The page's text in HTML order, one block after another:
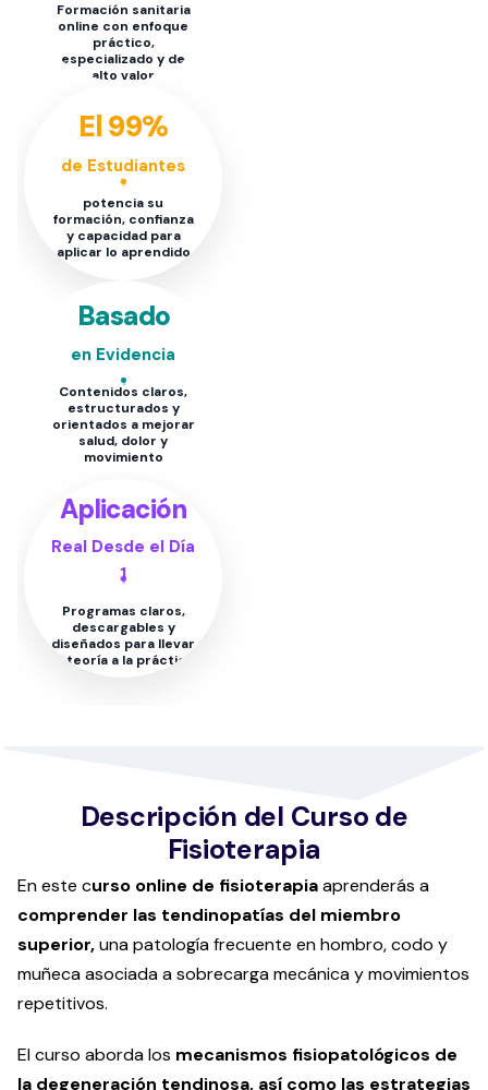
Formación sanitaria
online con enfoque
práctico,
especializado y de
alto valor
El 99%
de Estudiantes
potencia su
formación, confianza
y capacidad para
aplicar lo aprendido
Basado
en Evidencia
Contenidos claros,
estructurados y
orientados a mejorar
salud, dolor y
movimiento
Aplicación
Real Desde el Día
1
Programas claros,
descargables y
diseñados para llevar
la teoría a la práctica
Descripción del Curso de
Fisioterapia
En este curso online de fisioterapiaaprenderás a
comprender las tendinopatías del miembro
superior,una patología frecuente en hombro, codo y
muñeca asociada a sobrecarga mecánica y movimientos
repetitivos.
El curso aborda los mecanismos fisiopatológicos de
la degeneración tendinosa, así como las estrategias